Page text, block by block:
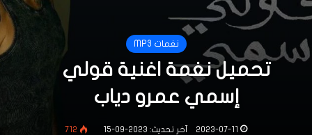
نغمات MP3
تحميل نغمة اغنية قولي
إسمي عمرو دياب
2023-07-11 آخر تحديث: 2023-09-15 712